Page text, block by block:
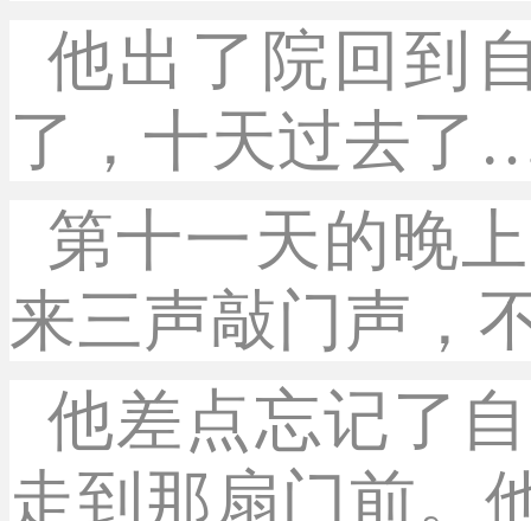
他出了院回到
了，十天过去
第十一天的晚
来三声敲门声，
他差点忘记了
走到那扇门前。